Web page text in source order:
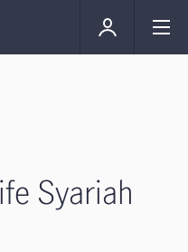
Syariah